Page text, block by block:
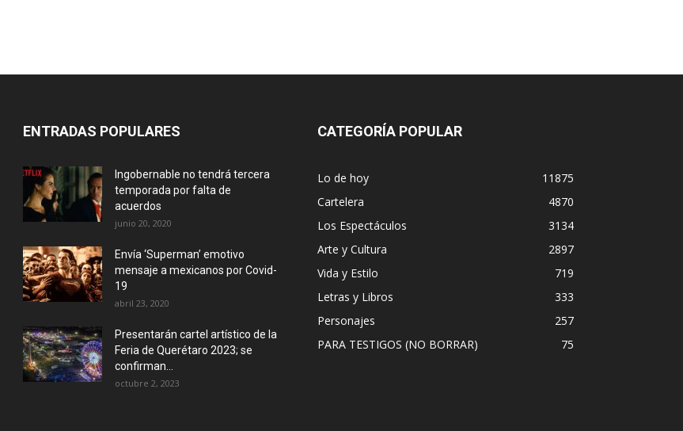
ENTRADAS POPULARES
Ingobernable no tendrá tercera
temporada por falta de
acuerdos
junio 20, 2020
Envía ‘Superman’ emotivo
mensaje a mexicanos por Covid-
19
abril 23, 2020
Presentarán cartel artístico de la
Feria de Querétaro 2023; se
confirman...
octubre 2, 2023
CATEGORÍA POPULAR
Lo de hoy
11875
Cartelera
4870
Los Espectáculos
3134
Arte y Cultura
2897
Vida y Estilo
719
Letras y Libros
333
Personajes
257
PARA TESTIGOS (NO BORRAR)
75